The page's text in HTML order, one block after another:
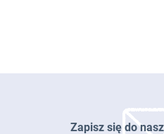
Zapisz się do